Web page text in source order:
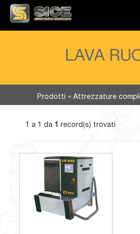
LAVA
Prodotti » Attrezzature
1 a 1 da 1 record(s) trovati